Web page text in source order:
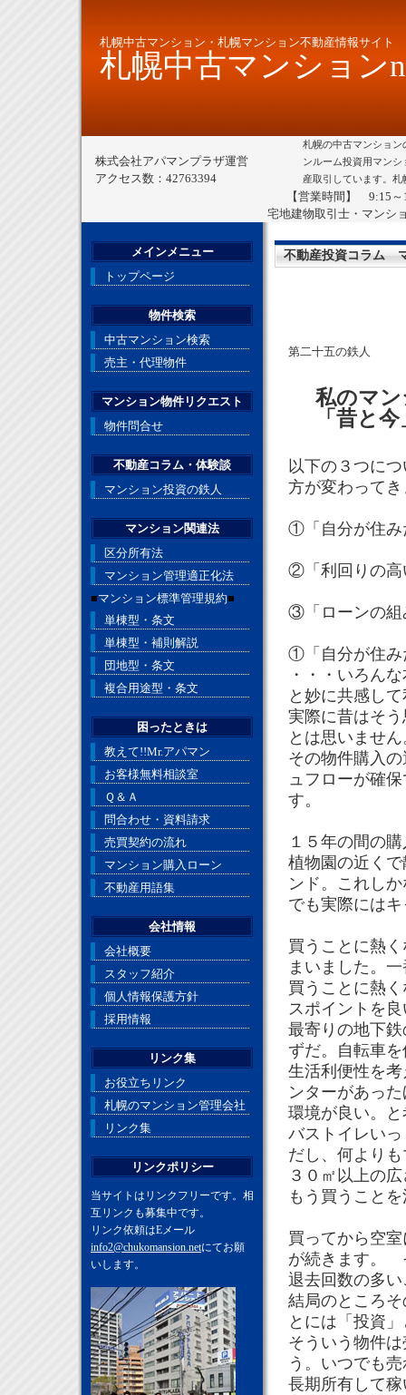
札幌中古マンション・札幌マンション不動産情報サイト
札幌中古マンション
株式会社アパマンプラザ運営
アクセス数：42763394
札幌の中古マンショ
ンルーム投資用マン
産取引しています。
【営業時間】 9:15
宅地建物取引士・マンシ
不動産投資コラム
第二十五の鉄人
私のマ
「昔と今
以下の３つに
方が変わって
①「自分が住み
②「利回りの高
③「ローンの
①「自分が住み
・・・いろん
と妙に共感し
実際に昔はそ
とは思いません
その物件購入
ュフローが確
す。
１５年の間の
植物園の近く
ンド。これし
でも実際には
買うことに熱
まいました。
買うことに熱
スポイントを
最寄りの地下
ずだ。自転車
生活利便性を
ンターがあっ
環境が良い。
バストイレい
だし、何より
３０㎡以上の
もう買うこと
買ってから空
が続きます。
退去回数の多
結局のところ
とには「投資
そういう物件
う。いつでも
長期所有して
メインメニュー
トップページ
物件検索
中古マンション検索
売主・代理物件
マンション物件リクエスト
物件問合せ
不動産コラム・体験談
マンション投資の鉄人
マンション関連法
区分所有法
マンション管理適正化法
■マンション標準管理規約■
単棟型・条文
単棟型・補則解説
団地型・条文
複合用途型・条文
困ったときは
教えて!!Mr.アパマン
お客様無料相談室
Ｑ＆Ａ
問合わせ・資料請求
売買契約の流れ
マンション購入ローン
不動産用語集
会社情報
会社概要
スタッフ紹介
個人情報保護方針
採用情報
リンク集
お役立ちリンク
札幌のマンション管理会社
リンク集
リンクポリシー
当サイトはリンクフリーです。相
互リンクも募集中です。
リンク依頼はEメール
info2@chukomansion.netにてお願
いします。